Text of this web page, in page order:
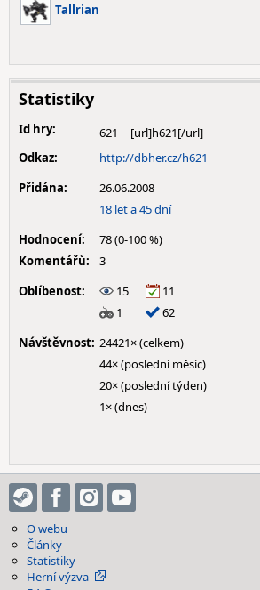
Tallrian
Statistiky
Id hry:
621
Odkaz:
http://dbher.cz/h621
Přidána:
26.06.2008
18 let a 45 dní
Hodnocení:
78 (0-100 %)
Komentářů:
3
Oblíbenost:
15
11
1
62
Návštěvnost: 24421× (celkem)
44× (poslední měsíc)
20× (poslední týden)
1× (dnes)
O webu
Články
Statistiky
Herní výzva